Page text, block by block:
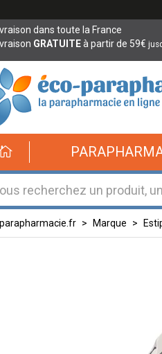
dans toute la France
GRATUITEà partir de 59€
Marque